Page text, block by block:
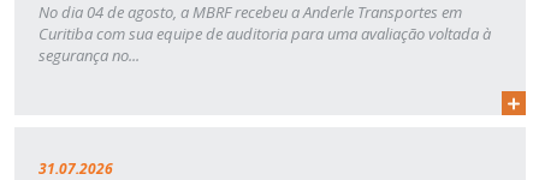
No dia 04 de agosto, a MBRF recebeu a Anderle Transportes em
Curitiba com sua equipe de auditoria para uma avaliação voltada à
segurança no...
31.07.2026